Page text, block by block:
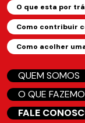
O que esta por
Como contribuir
Como acolher
QUEM SOMOS
O QUE
FALE